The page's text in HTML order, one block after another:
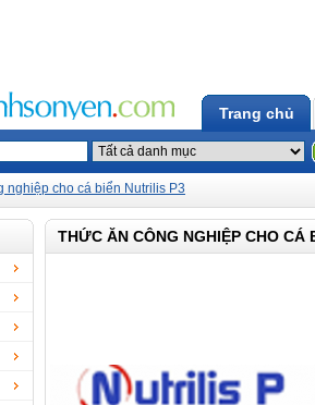
Trang chủ
nghiệp cho cá biển Nutrilis P3
THỨC ĂN CÔNG NGHIỆP CHO CÁ